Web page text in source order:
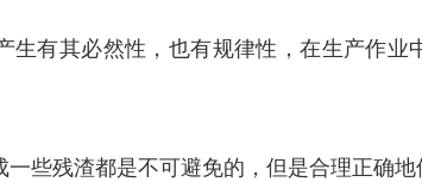
有其必然性，也有规律性，在生产作业
些残渣都是不可避免的，但是合理正确